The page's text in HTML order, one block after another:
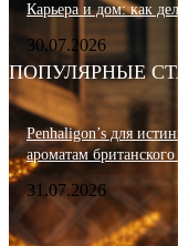
Карьера и дом: как
30.07.2026
ПОПУЛЯРНЫЕ
Penhaligon’s для
ароматам
31.07.2026